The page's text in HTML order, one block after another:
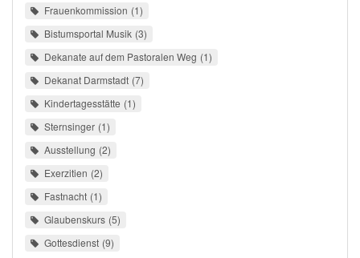
Frauenkommission 1
Bistumsportal Musik 3
Dekanate auf dem Pastoralen Weg 1
Dekanat Darmstadt 7
Kindertagesstätte 1
Sternsinger 1
Ausstellung 2
Exerzitien 2
Fastnacht 1
Glaubenskurs 5
Gottesdienst 9